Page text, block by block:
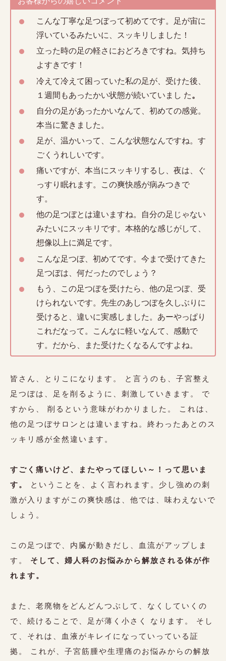
こんな丁寧な足つぼって初めてです。足が宙に
浮いているみたいに、スッキリしました！
立った時の足の軽さにおどろきですね。気持ち
よすきです！
冷えて冷えて困っていた私の足が、受けた後、
１週間もあったかい状態が続いていまし た。
自分の足があったかいなんて、初めての感覚。
本当に驚きました。
足が、温かいって、こんな状態なんですね。す
ごくうれしいです。
痛いですが、本当にスッキリするし、夜は、ぐ
っすり眠れます。この爽快感が病みつきで
す。
他の足つぼとは違いますね。自分の足じゃない
みたいにスッキリです。本格的な感じがして、
想像以上に満足です。
こんな足つぼ、初めてです。今まで受けてきた
足つぼは、何だったのでしょう？
もう、この足つぼを受けたら、他の足つぼ、受
けられないです。先生のあしつぼを久しぶりに
受けると、違いに実感しました。あーやっぱり
これだなって。こんなに軽いなんて、感動で
す。だから、また受けたくなるんですよね。
皆さん、とりこになります。 と言うのも、子宮整え
足つぼは、足を削るように、刺激していきます。 で
すから、 削るという意味がわかりました。 これは、
他の足つぼサロンとは違いますね。終わったあとのス
ッキリ感が全然違います。
すごく痛いけど、またやってほしい～！って思いま
す。
ということを、よく言われます。少し強めの刺
激が入りますがこの爽快感は、他では、味わえないで
しょう。
この足つぼで、内臓が動きだし、血流がアップしま
す。 そして、婦人科のお悩みから解放される体が作
れます。
また、老廃物をどんどんつぶして、なくしていくの
で、続けることで、足が薄く小さく なります。 そし
て、それは、血液がキレイになっていっている証
拠。 これが、子宮筋腫や生理痛のお悩みからの解放